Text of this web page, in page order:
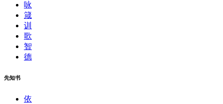
咏
箴
训
歌
智
德
先知书
依